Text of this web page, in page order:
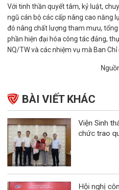
Với tinh thần quyết tâm, kỷ luật,
ngũ cán bộ các cấp nâng cao năng
đó nâng chất lượng tham mưu, tổng
phần hiện đại hóa công tác đảng,
NQ/TW và các nhiệm vụ mà Ban
BÀI VIẾT KHÁC
Viện Sinh
chức trao
Hội nghị